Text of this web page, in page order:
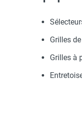
rayonnant
mobile au gaz
mobile au gaz à
directe
Grilles
Grilles à